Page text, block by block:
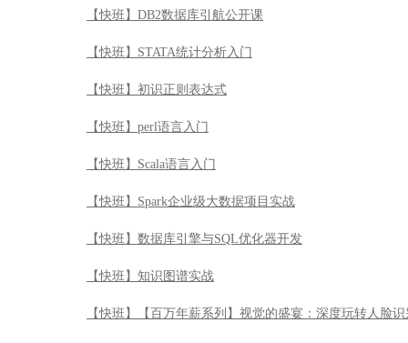
【快班】DB2数据库引航公开课
【快班】STATA统计分析入门
【快班】初识正则表达式
【快班】perl语言入门
【快班】Scala语言入门
【快班】Spark企业级大数据项目实战
【快班】数据库引擎与SQL优化器开发
【快班】知识图谱实战
【快班】【百万年薪系列】视觉的盛宴：深度玩转人脸识